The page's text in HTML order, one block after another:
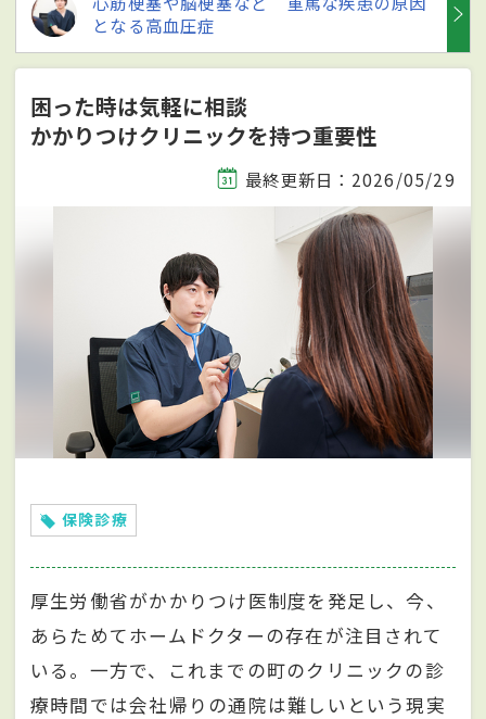
となる高血圧症
困った時は気軽に相談
かかりつけクリニックを持つ重要性
最終更新日：2026/05/29
保険診療
厚生労働省がかかりつけ医制度を発足し、今、
あらためてホームドクターの存在が注目されて
いる。一方で、これまでの町のクリニックの診
療時間では会社帰りの通院は難しいという現実